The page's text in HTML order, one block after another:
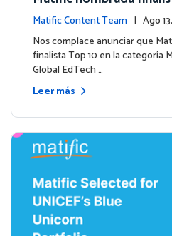
o inaugural Global
Matific Content Team | Ago
entos
Nos complace anunciar que
finalista Top 10 en la categoría
Global EdTech …
Leer más